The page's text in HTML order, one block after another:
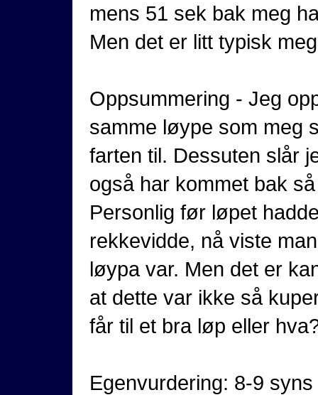
mens 51 sek bak meg
Men det er litt typisk
Oppsummering - Jeg
samme løype som meg
farten til. Dessuten slår
også har kommet bak
Personlig før løpet
rekkevidde, nå viste
løypa var. Men det er
at dette var ikke så
får til et bra løp eller
Egenvurdering: 8-9